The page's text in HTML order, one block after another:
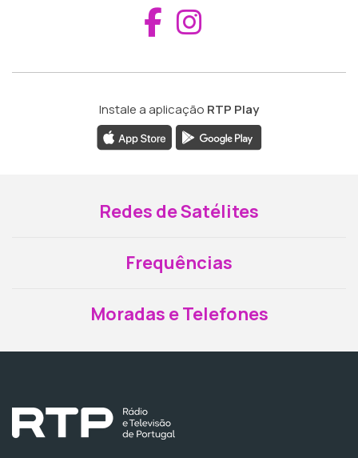
Aceder ao
Instale a aplicação RTP Play
Redes de Satélites
Frequências
Moradas e Telefones